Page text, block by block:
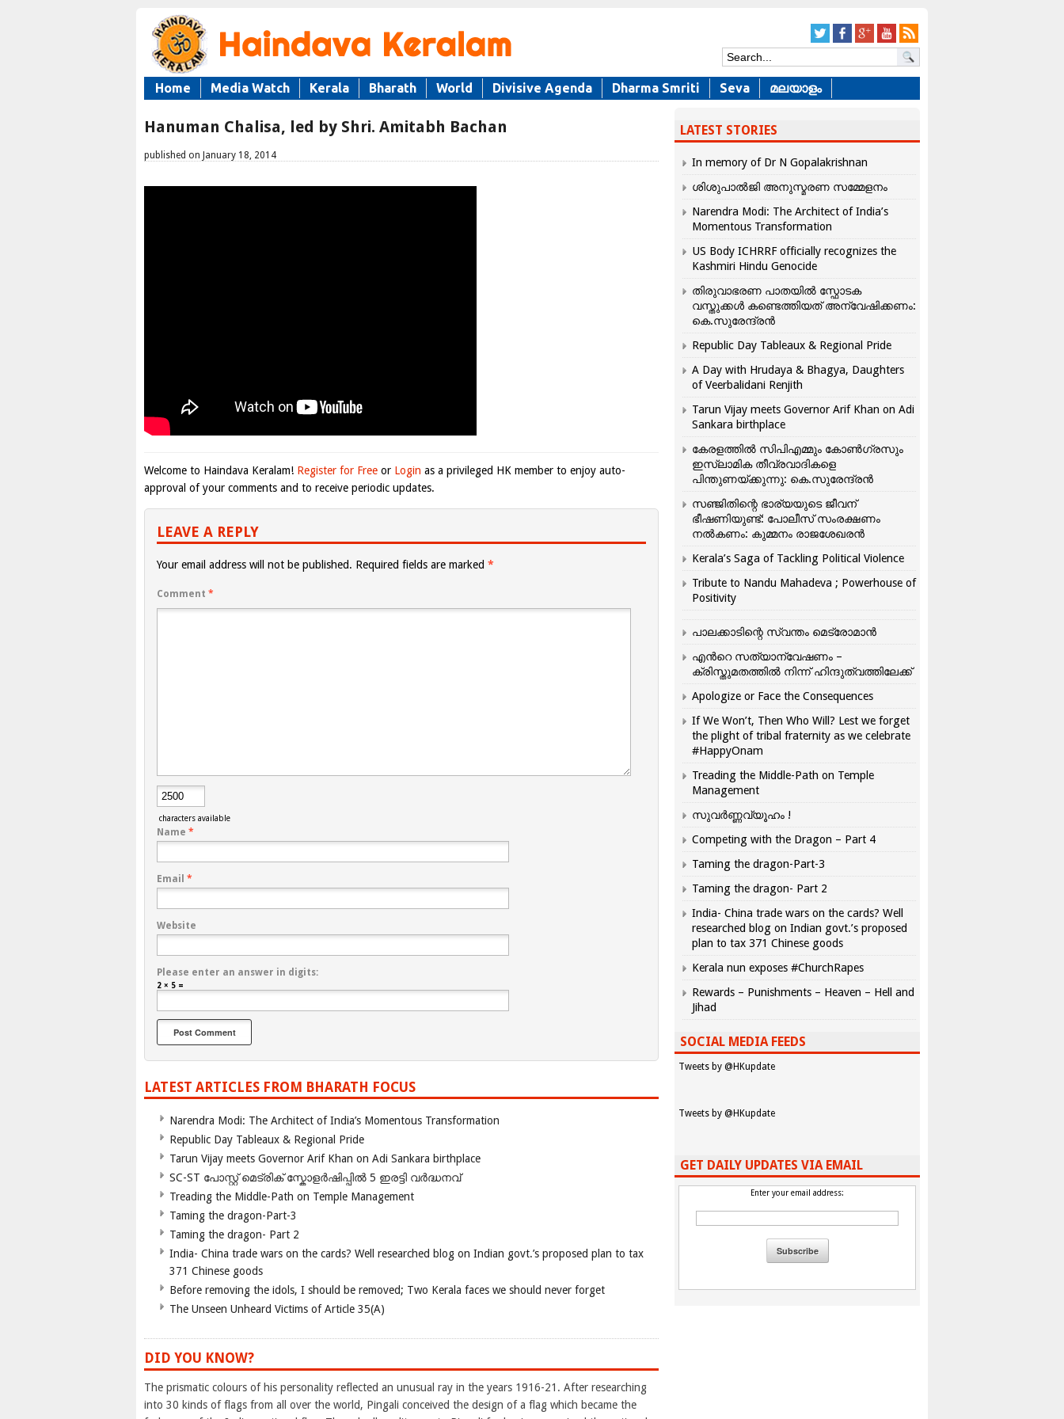
Home Media Watch Kerala Bharath World Divisive Agenda Dharma Smriti Seva മലയാളം
Hanuman Chalisa, led by Shri. Amitabh Bachan
published on January 18, 2014
Welcome to Haindava Keralam! Register for Free or Login as a privileged HK member to enjoy auto-
approval of your comments and to receive periodic updates.
LEAVE A REPLY
Your email address will not be published. Required fields are marked *
Comment *
characters available
Name *
Email *
Website
Please enter an answer in digits:
2 × 5 =
LATEST ARTICLES FROM BHARATH FOCUS
Narendra Modi: The Architect of India’s Momentous Transformation
Republic Day Tableaux & Regional Pride
Tarun Vijay meets Governor Arif Khan on Adi Sankara birthplace
SC-ST പോസ്റ്റ് മെട്രിക് സ്കോളർഷിപ്പിൽ 5 ഇരട്ടി വർദ്ധനവ്
Treading the Middle-Path on Temple Management
Taming the dragon-Part-3
Taming the dragon- Part 2
India- China trade wars on the cards? Well researched blog on Indian govt.’s proposed plan to tax
371 Chinese goods
Before removing the idols, I should be removed; Two Kerala faces we should never forget
The Unseen Unheard Victims of Article 35(A)
DID YOU KNOW?
The prismatic colours of his personality reflected an unusual ray in the years 1916-21. After researching
into 30 kinds of flags from all over the world, Pingali conceived the design of a flag which became the
LATEST STORIES
In memory of Dr N Gopalakrishnan
ശിശുപാൽജി അനുസ്മരണ സമ്മേളനം
Narendra Modi: The Architect of India’s
Momentous Transformation
US Body ICHRRF officially recognizes the
Kashmiri Hindu Genocide
തിരുവാഭരണ പാതയിൽ സ്ഫോടക
വസ്തുക്കൾ കണ്ടെത്തിയത് അന്വേഷിക്കണം:
കെ.സുരേന്ദ്രൻ
Republic Day Tableaux & Regional Pride
A Day with Hrudaya & Bhagya, Daughters
of Veerbalidani Renjith
Tarun Vijay meets Governor Arif Khan on Adi
Sankara birthplace
കേരളത്തിൽ സിപിഎമ്മും കോൺ​ഗ്രസും
ഇസ്ലാമിക തീവ്രവാദികളെ
പിന്തുണയ്ക്കുന്നു: കെ.സുരേന്ദ്രൻ
സഞ്ജിതിന്റെ ഭാര്യയുടെ ജീവന്
ഭീഷണിയുണ്ട്: പോലീസ് സംരക്ഷണം
നൽകണം: കുമ്മനം രാജശേഖരൻ
Kerala’s Saga of Tackling Political Violence
Tribute to Nandu Mahadeva ; Powerhouse of
Positivity
പാലക്കാടിന്റെ സ്വന്തം മെട്രോമാൻ
എന്‍റെ സത്യാന്വേഷണം –
ക്രിസ്തുമതത്തില്‍ നിന്ന് ഹിന്ദുത്വത്തിലേക്ക്
Apologize or Face the Consequences
If We Won’t, Then Who Will? Lest we forget
the plight of tribal fraternity as we celebrate
#HappyOnam
Treading the Middle-Path on Temple
Management
സുവർണ്ണവ്യൂഹം !
Competing with the Dragon – Part 4
Taming the dragon-Part-3
Taming the dragon- Part 2
India- China trade wars on the cards? Well
researched blog on Indian govt.’s proposed
plan to tax 371 Chinese goods
Kerala nun exposes #ChurchRapes
Rewards – Punishments – Heaven – Hell and
Jihad
SOCIAL MEDIA FEEDS
Tweets by @HKupdate
Tweets by @HKupdate
GET DAILY UPDATES VIA EMAIL
Enter your email address: